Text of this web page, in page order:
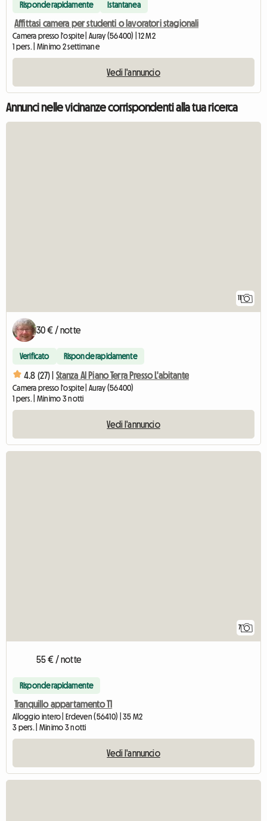
Risponde rapidamente Istantanea
Affittasi camera per studenti o lavoratori stagionali
Camera presso l'ospite | Auray (56400) | 12 M2
1 pers. | Minimo 2 settimane
Vedi l'annuncio
Annunci nelle vicinanze corrispondenti alla tua ricerca
11
30 € / notte
Verificato Risponde rapidamente
4.8 (27) | Stanza Al Piano Terra Presso L'abitante
Camera presso l'ospite | Auray (56400)
1 pers. | Minimo 3 notti
Vedi l'annuncio
7
55 € / notte
Risponde rapidamente
Tranquillo appartamento T1
Alloggio intero | Erdeven (56410) | 35 M2
3 pers. | Minimo 3 notti
Vedi l'annuncio